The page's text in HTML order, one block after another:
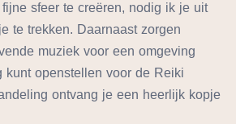
sfeer te creëren, nodig ik je uit
te trekken. Daarnaast zorgen
muziek voor een omgeving
openstellen voor de Reiki
ontvang je een heerlijk kopje